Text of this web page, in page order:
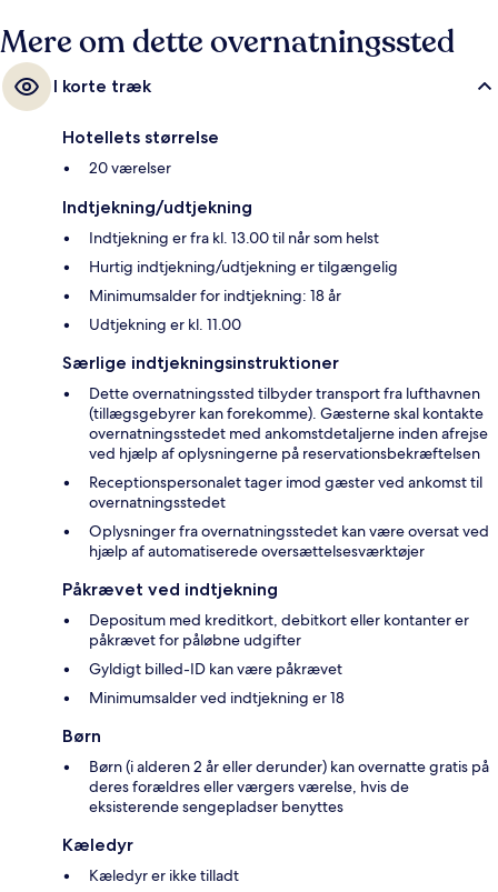
Mere om dette overnatningssted
I korte træk
Hotellets størrelse
20 værelser
Indtjekning/udtjekning
Indtjekning er fra kl. 13.00 til når som helst
Hurtig indtjekning/udtjekning er tilgængelig
Minimumsalder for indtjekning: 18 år
Udtjekning er kl. 11.00
Særlige indtjekningsinstruktioner
Dette overnatningssted tilbyder transport fra lufthavnen
(tillægsgebyrer kan forekomme). Gæsterne skal kontakte
overnatningsstedet med ankomstdetaljerne inden afrejse
ved hjælp af oplysningerne på reservationsbekræftelsen
Receptionspersonalet tager imod gæster ved ankomst til
overnatningsstedet
Oplysninger fra overnatningsstedet kan være oversat ved
hjælp af automatiserede oversættelsesværktøjer
Påkrævet ved indtjekning
Depositum med kreditkort, debitkort eller kontanter er
påkrævet for påløbne udgifter
Gyldigt billed-ID kan være påkrævet
Minimumsalder ved indtjekning er 18
Børn
Børn (i alderen 2 år eller derunder) kan overnatte gratis på
deres forældres eller værgers værelse, hvis de
eksisterende sengepladser benyttes
Kæledyr
Kæledyr er ikke tilladt